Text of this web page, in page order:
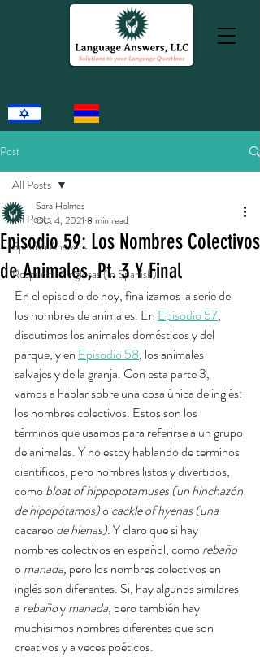
Post
All Posts
Spanish Answers
Respuestas Inglesas (in Spanish)
All Posts
Episodio 59: Los Nombres Colectivos
de Animales, Pt. 3 Y Final
Sara Holmes
Oct 4, 2021 8 min read
En el episodio de hoy, finalizamos la serie de
los nombres de animales. En Episodio 57,
discutimos los animales domésticos y del
parque, y en Episodio 58, los animales
salvajes y de la granja. Con esta parte 3,
vamos a hablar sobre una cosa única de inglés:
los nombres colectivos. Estos son los
términos que usamos para referirse a un grupo
de animales. Y no estoy hablando de terminos
científicos, pero nombres listos y divertidos,
como bloat of hippopotamuses (un hinchazón
de hipopótamos) o cackle of hyenas (una
cacareo de hienas). Y claro que si hay
nombres colectivos en español, como rebaño
o manada, pero los nombres colectivos en
inglés son diferentes. Si, hay algunos similares
a rebaño y manada, pero también hay
muchísimos nombres diferentes que son
creativos y a veces poéticos.